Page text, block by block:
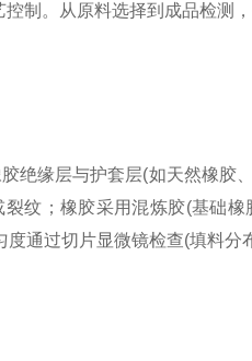
制。从原料选择到成品检测
缘层与护套层(如天然橡胶
纹；橡胶采用混炼胶(基础
通过切片显微镜检查(填料分